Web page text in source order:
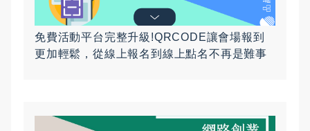
免費活動平台完整升級!QRCODE讓會場報到
更加輕鬆，從線上報名到線上點名不再是難事